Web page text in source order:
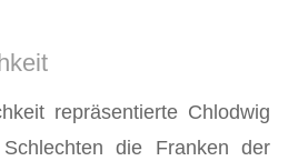
repräsentierte Chlodwig
die Franken der